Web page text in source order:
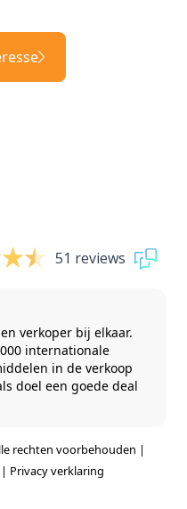
51 reviews
verkoper bij elkaar.
internationale
in de verkoop
doel een goede deal
rechten voorbehouden |
| Privacy verklaring